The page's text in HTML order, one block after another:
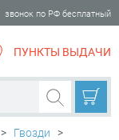
звонок по РФ бесплатный
ПУНКТЫ ВЫДАЧИ
> Гвозди
>